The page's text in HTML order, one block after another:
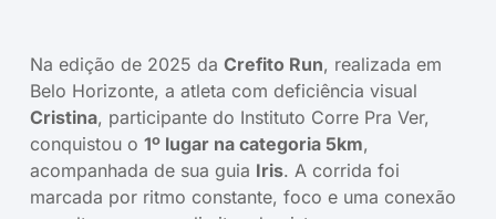
Na edição de 2025 da Crefito Run, realizada em
Belo Horizonte, a atleta com deficiência visual
Cristina, participante do Instituto Corre Pra Ver,
conquistou o 1º lugar na categoria 5km,
acompanhada de sua guia Iris. A corrida foi
marcada por ritmo constante, foco e uma conexão